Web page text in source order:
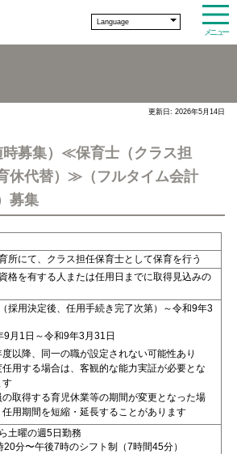
Language
メニュー
更新日: 2026年5月14日
時募集）≪保育士（クラス担
休代替）≫（フルタイム会計
募集
所にて、クラス担任保育士として保育を行う
格を有する人または任用日までに取得見込みの
採用決定後、任用手続き完了次第）～令和9年3
9月1日～令和9年3月31日
度以降、同一の職が設定されない可能性あり
任用する場合は、客観的な能力実証が必要とな
す
の取得する育児休業等の期間が変更となった場
任用期間を短縮・延長することがあります
土曜の週5日勤務
20分〜午後7時のシフト制（7時間45分）